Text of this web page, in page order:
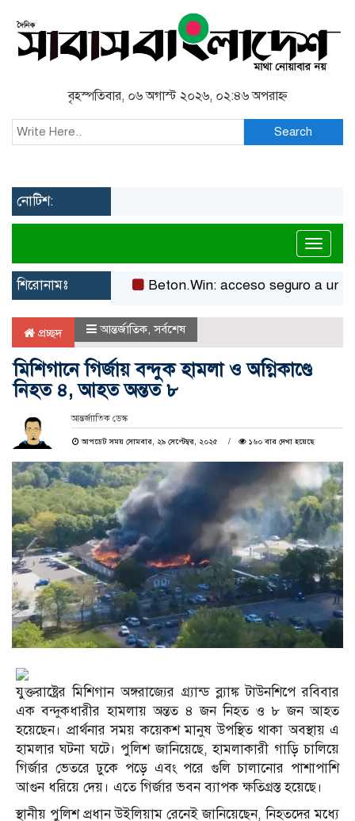
বৃহস্পতিবার, ০৬ অগাস্ট ২০২৬, ০২:৪৬ অপরাহ্ন
Search
নোটিশ:
শিরোনামঃ Beton.Win: acceso seguro a un
প্রচ্ছদ আন্তর্জাতিক,সর্বশেষ
মিশিগানে গির্জায় বন্দুক হামলা ও অগ্নিকাণ্ডে
নিহত ৪, আহত অন্তত ৮
আন্তর্জাাতিক ডেস্ক
আপডেট সময় সোমবার, ২৯ সেপ্টেম্বর, ২০২৫ ১৬০ বার দেখা হয়েছে
যুক্তরাষ্ট্রের মিশিগান অঙ্গরাজ্যের গ্র্যান্ড ব্ল্যাঙ্ক টাউনশিপে রবিবার
এক বন্দুকধারীর হামলায় অন্তত ৪ জন নিহত ও ৮ জন আহত
হয়েছেন। প্রার্থনার সময় কয়েকশ মানুষ উপস্থিত থাকা অবস্থায় এ
হামলার ঘটনা ঘটে। পুলিশ জানিয়েছে, হামলাকারী গাড়ি চালিয়ে
গির্জার ভেতরে ঢুকে পড়ে এবং পরে গুলি চালানোর পাশাপাশি
আগুন ধরিয়ে দেয়। এতে গির্জার ভবন ব্যাপক ক্ষতিগ্রস্ত হয়েছে।
স্থানীয় পুলিশ প্রধান উইলিয়াম রেনেই জানিয়েছেন, নিহতদের মধ্যে